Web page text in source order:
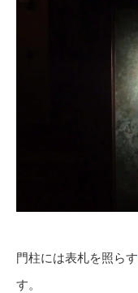
門柱には表札を照らす
す。